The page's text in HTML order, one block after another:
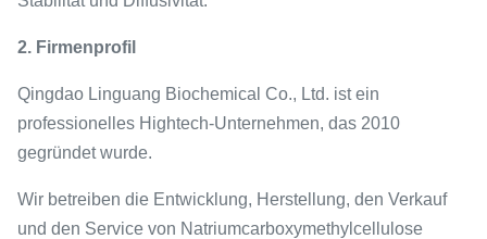
2. Firmenprofil
Qingdao Linguang Biochemical Co., Ltd. ist ein
professionelles Hightech-Unternehmen, das 2010
gegründet wurde.
Wir betreiben die Entwicklung, Herstellung, den Verkauf
und den Service von Natriumcarboxymethylcellulose